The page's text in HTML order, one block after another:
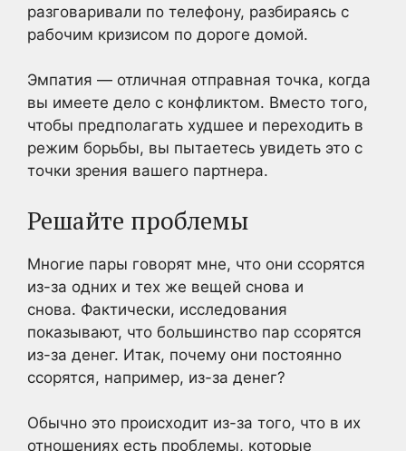
разговаривали по телефону, разбираясь с
рабочим кризисом по дороге домой.
Эмпатия — отличная отправная точка, когда
вы имеете дело с конфликтом. Вместо того,
чтобы предполагать худшее и переходить в
режим борьбы, вы пытаетесь увидеть это с
точки зрения вашего партнера.
Решайте проблемы
Многие пары говорят мне, что они ссорятся
из-за одних и тех же вещей снова и
снова. Фактически, исследования
показывают, что большинство пар ссорятся
из-за денег. Итак, почему они постоянно
ссорятся, например, из-за денег?
Обычно это происходит из-за того, что в их
отношениях есть проблемы, которые